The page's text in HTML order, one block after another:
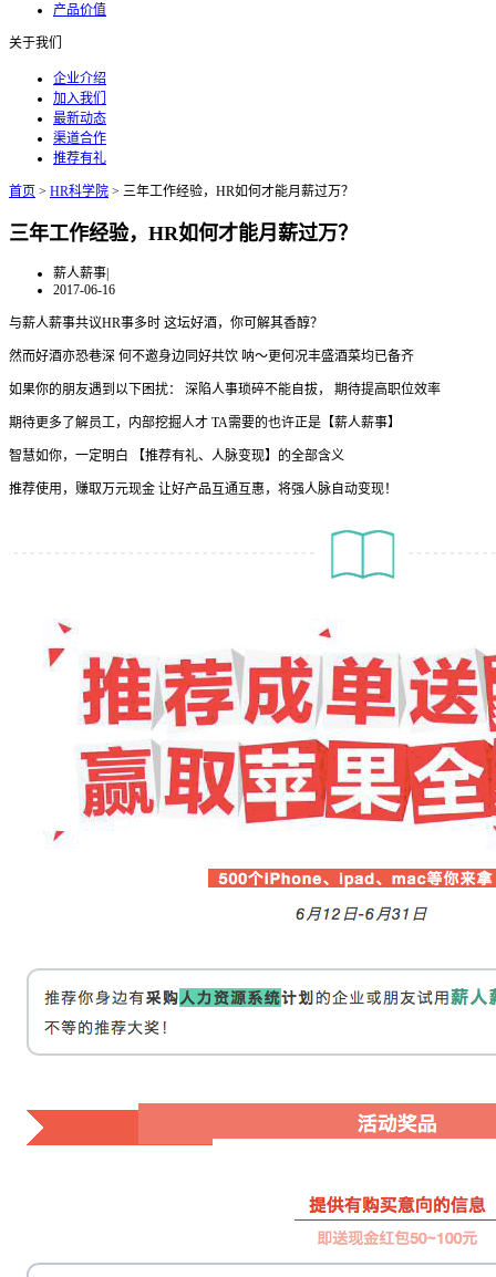
产品价值
关于我们
企业介绍
加入我们
最新动态
渠道合作
推荐有礼
首页 > HR科学院 > 三年工作经验，HR如何才能月薪过万？
三年工作经验，HR如何才能月薪过万？
薪人薪事|
2017-06-16
与薪人薪事共议HR事多时 这坛好酒，你可解其香醇？
然而好酒亦恐巷深 何不邀身边同好共饮 呐～更何况丰盛酒菜均已备齐
如果你的朋友遇到以下困扰： 深陷人事琐碎不能自拔， 期待提高职位效率
期待更多了解员工，内部挖掘人才 TA需要的也许正是【薪人薪事】
智慧如你，一定明白 【推荐有礼、人脉变现】的全部含义
推荐使用，赚取万元现金 让好产品互通互惠，将强人脉自动变现！